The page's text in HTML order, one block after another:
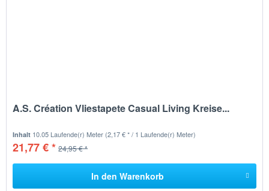
A.S. Création Vliestapete Casual Living Kreise...
Inhalt 10.05 Laufende(r) Meter (2,17 € * / 1 Laufende(r) Meter)
21,77 € * 24,95 € *
In den Warenkorb